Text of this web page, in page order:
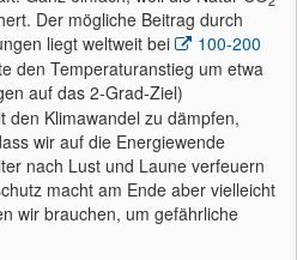
Der mögliche Beitrag durch
liegt weltweit bei
100-200
den Temperaturanstieg um etwa
auf das 2-Grad-Ziel)
den Klimawandel zu dämpfen,
wir auf die Energiewende
nach Lust und Laune verfeuern
macht am Ende aber vielleicht
wir brauchen, um gefährliche